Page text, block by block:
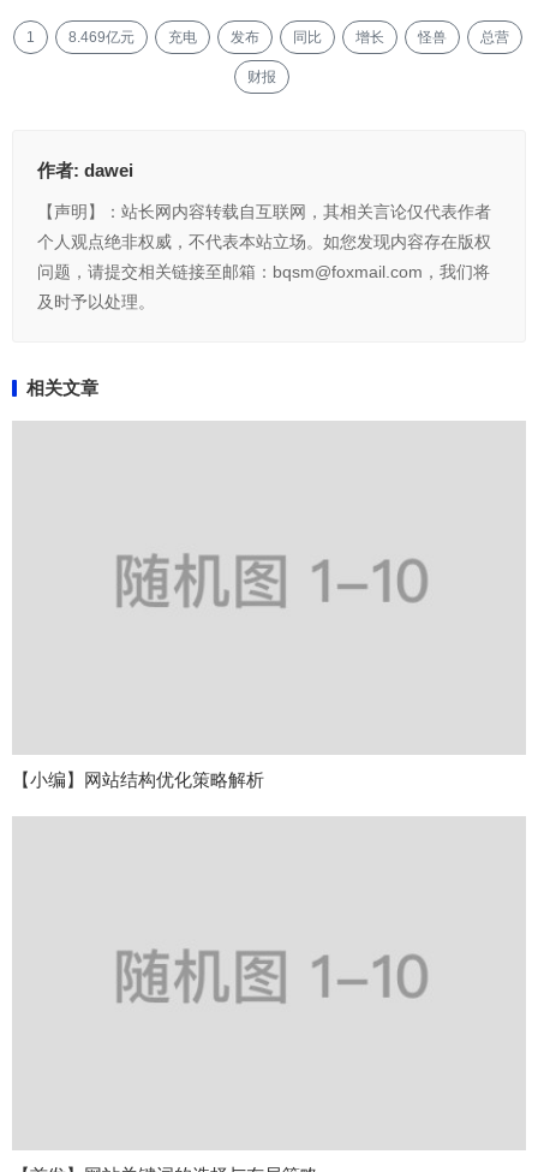
1 8.469亿元 充电 发布 同比 增长 怪兽 总营
财报
作者: dawei
【声明】：站长网内容转载自互联网，其相关言论仅代表作者
个人观点绝非权威，不代表本站立场。如您发现内容存在版权
问题，请提交相关链接至邮箱：bqsm@foxmail.com，我们将
及时予以处理。
相关文章
【小编】网站结构优化策略解析